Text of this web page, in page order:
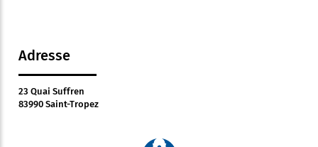
Adresse
23 Quai Suffren
83990 Saint-Tropez